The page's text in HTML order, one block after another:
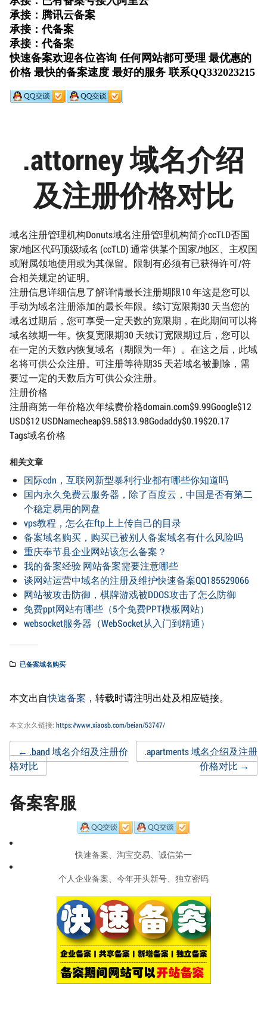
.attorney 域名介绍
及注册价格对比
域名注册管理机构Donuts域名注册管理机构简介ccTLD否国
家/地区代码顶级域名 (ccTLD) 通常供某个国家/地区、主权国
或附属领地使用或为其保留。限制有必须有已获得许可/符
合相关规定的证明。
注册信息详细信息了解详情最长注册期限10 年这是您可以
手动为域名注册添加的最长年限。续订宽限期30 天当您的
域名过期后，您可享受一定天数的宽限期，在此期间可以将
域名续期一年。恢复宽限期30 天续订宽限期过后，您可以
在一定的天数内恢复域名（期限为一年）。在这之后，此域
名将可供公众注册。可注册等待期35 天若域名被删除，需
要过一定的天数后方可供公众注册。
注册价格
注册商第一年价格次年续费价格domain.com$9.99Google$12
USD$12 USDNamecheap$9.58$13.98Godaddy$0.19$20.17
Tags域名价格
相关文章
国际cdn，互联网新型暴利行业都有哪些你知道吗
国内永久免费云服务器，除了百度云，中国是否有第二
个稳定易用的网盘
vps教程，怎么在ftp上上传自己的目录
备案域名购买，购买已被别人备案域名有什么风险吗
重庆奉节县企业网站该怎么备案？
我的备案经验 网站备案需要注意哪些
谈网站运营中域名的注册及维护快速备案QQ185529066
网站被攻击防御，棋牌游戏被DDOS攻击了怎么防御
免费ppt网站有哪些（5个免费PPT模板网站）
websocket服务器（WebSocket从入门到精通）
已备案域名购买
本文出自快速备案 ，转载时请注明出处及相应链接。
本文永久链接: https://www.xiaosb.com/beian/53747/
Post
navigation
← .band 域名介绍及注册价
格对比
.apartments 域名介绍及注册
价格对比→
备案客服
快速备案、淘宝交易、诚信第一
个人企业备案、今年开头新号、独立密码